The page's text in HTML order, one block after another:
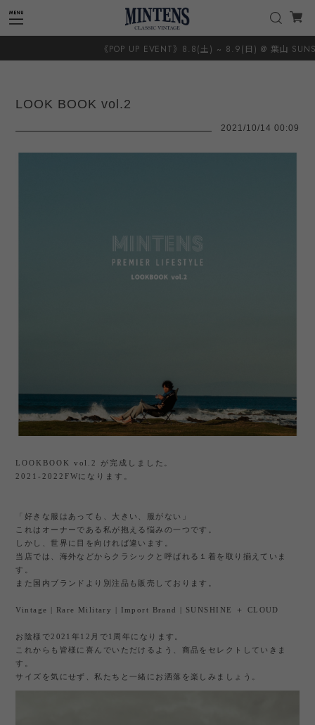
《POP UP EVENT》8.8(土) ~ 8.9(日) @ 葉山
LOOK BOOK vol.2
2021/10/14 00:09
LOOKBOOK vol.2 が完成しました。
2021-2022FWになります。
「好きな服はあっても、大きい、服がない」
これはオーナーである私が抱える悩みの一つです。
しかし、世界に目を向ければ違います。
当店では、海外などからクラシックと呼ばれる１着を取り揃えていま
す。
また国内ブランドより別注品も販売しております。
Vintage | Rare Military | Import Brand | SUNSHINE ＋ CLOUD
お陰様で2021年12月で1周年になります。
これからも皆様に喜んでいただけるよう、商品をセレクトしていきま
す。
サイズを気にせず、私たちと一緒にお洒落を楽しみましょう。